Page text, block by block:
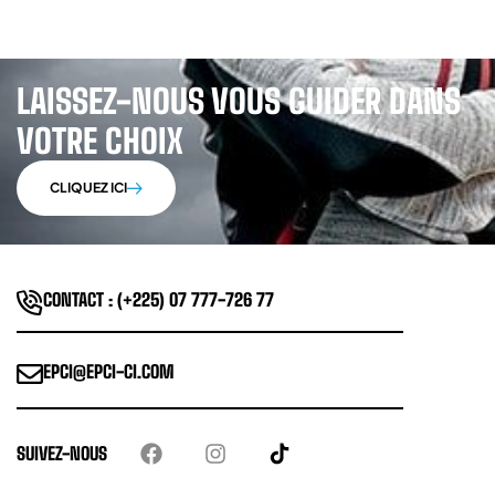
LAISSEZ-NOUS VOUS GUIDER DANS
VOTRE CHOIX
CLIQUEZ ICI
CONTACT : (+225) 07 777-726 77
EPCI@EPCI-CI.COM
SUIVEZ-NOUS